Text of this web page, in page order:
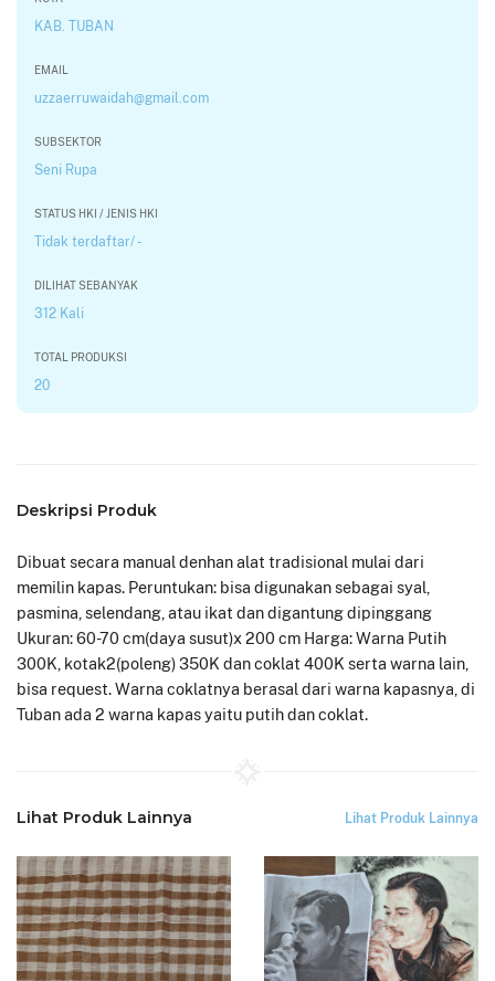
KAB. TUBAN
EMAIL
uzzaerruwaidah@gmail.com
SUBSEKTOR
Seni Rupa
STATUS HKI / JENIS HKI
Tidak terdaftar/ -
DILIHAT SEBANYAK
312 Kali
TOTAL PRODUKSI
20
Deskripsi Produk
Dibuat secara manual denhan alat tradisional mulai dari
memilin kapas. Peruntukan: bisa digunakan sebagai syal,
pasmina, selendang, atau ikat dan digantung dipinggang
Ukuran: 60-70 cm(daya susut)x 200 cm Harga: Warna Putih
300K, kotak2(poleng) 350K dan coklat 400K serta warna lain,
bisa request. Warna coklatnya berasal dari warna kapasnya, di
Tuban ada 2 warna kapas yaitu putih dan coklat.
Lihat Produk Lainnya Lihat Produk Lainnya